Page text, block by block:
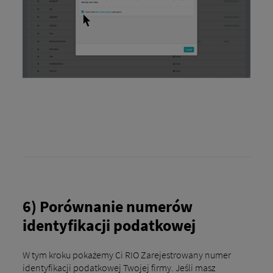
6) Porównanie numerów
identyfikacji podatkowej
W tym kroku pokażemy Ci RIO Zarejestrowany numer
identyfikacji podatkowej Twojej firmy. Jeśli masz